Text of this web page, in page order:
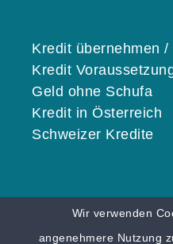
Kredit übernehmen /
Kredit
Geld ohne Schufa
Kredit in Österreich
Schweizer Kredite
© 2026
Wir verwenden
angenehmere Nutzung